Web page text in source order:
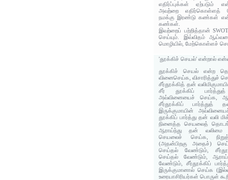
எதிர்ப்புக்கள் ஏற்படும்
அவற்றை எதிர்கொள்ளத்
நமக்கு இரண்டு கண்கள்
கண்கள்.
இவற்றைப் பற்றித்தான்
செய்யும். இவ்விதம்
மொழியில், மேற்கொள்ளச்
'தூக்கிச் செயல்' என்றால்
தூக்கிச் செயல் என்ற
வினைசெய்க, விசாரித்துச்
சீர்தூக்கித் தன்
சீர் தூக்கிப்
அவ்வினையைச் செய்க,
சீர்தூக்கிப் பார்த்துத்
இருக்குமாயின்
தூக்கிப் பார்த்து தன் வலி
நினைத்த செயலைத்
ஆராய்ந்து தன் வலிமை
செயலைச் செய்க,
(அதன்பிறகு அதைச்)
செய்தல் வேண்டும்,
செய்தல் வேண்டும்,
வேண்டும், சீர்தூக்கிப்
இருக்குமானால் செய்க
உரையாசிரியர்கள் பொருள்